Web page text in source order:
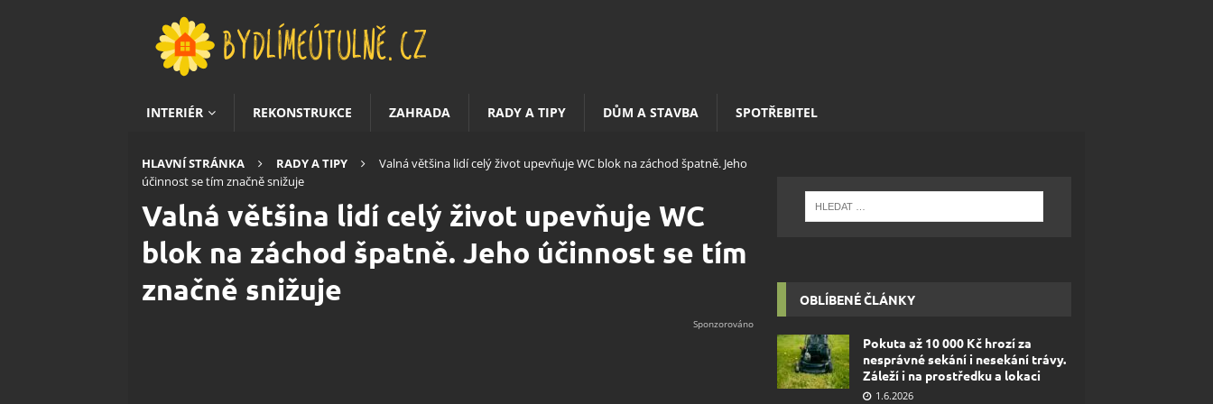
INTERIÉR REKONSTRUKCE ZAHRADA RADY A TIPY DŮM A STAVBA SPOTŘEBITEL
HLAVNÍ STRÁNKA RADY A TIPY
Valná většina lidí celý život upevňuje WC blok na záchod špatně. Jeho
účinnost se tím značně snižuje
Valná většina lidí celý život upevňuje WC
blok na záchod špatně. Jeho účinnost se tím
značně snižuje
OBLÍBENÉ ČLÁNKY
Pokuta až 10 000 Kč hrozí za
nesprávné sekání i nesekání trávy.
Záleží i na prostředku a lokaci
1.6.2026